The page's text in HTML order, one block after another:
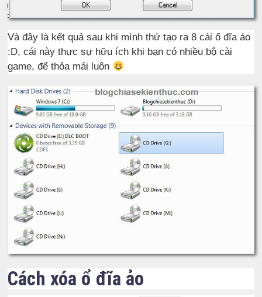
Và đây là kết quả sau khi mình thử tạo ra 8 cái ổ đĩa ảo
:D, cái này thực sự hữu ích khi bạn có nhiều bộ cài
game, để thỏa mái luôn
Cách xóa ổ đĩa ảo